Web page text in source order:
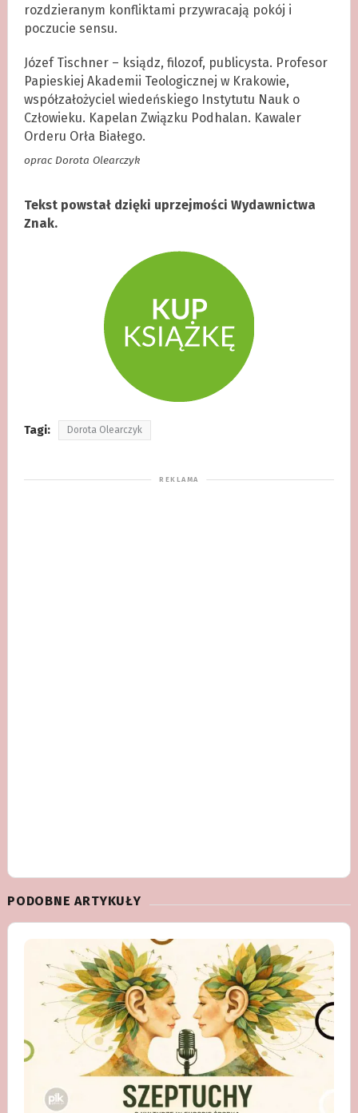
rozdzieranym konfliktami przywracają pokój i
poczucie sensu.
Józef Tischner – ksiądz, filozof, publicysta. Profesor
Papieskiej Akademii Teologicznej w Krakowie,
współzałożyciel wiedeńskiego Instytutu Nauk o
Człowieku. Kapelan Związku Podhalan. Kawaler
Orderu Orła Białego.
oprac Dorota Olearczyk
Tekst powstał dzięki uprzejmości Wydawnictwa
Znak.
Tagi: Dorota Olearczyk
PODOBNE ARTYKUŁY